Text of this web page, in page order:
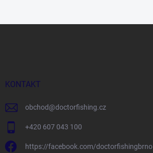
KONTAKT
obchod@doctorfishing.cz
+420 607 043 100
https://facebook.com/doctorfishingbrno